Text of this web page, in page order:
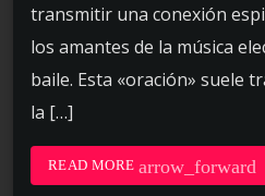
transmitir una conexión
los amantes de la música
baile. Esta «oración» suele
la […]
READ MORE arrow_forward